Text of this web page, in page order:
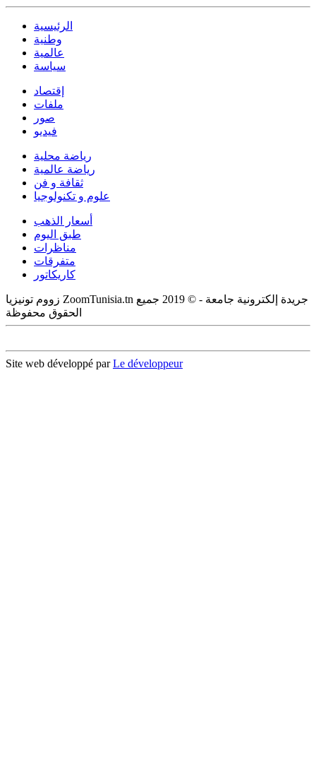
الرئيسية
وطنية
عالمية
سياسة
إقتصاد
ملفات
صور
فيديو
رياضة محلية
رياضة عالمية
ثقافة و فن
علوم و تكنولوجيا
أسعار الذهب
طبق اليوم
مناظرات
متفرقات
كاريكاتور
زووم تونيزيا ZoomTunisia.tn جريدة إلكترونية جامعة - © 2019 جميع
الحقوق محفوظة
Site web développé parLe développeur